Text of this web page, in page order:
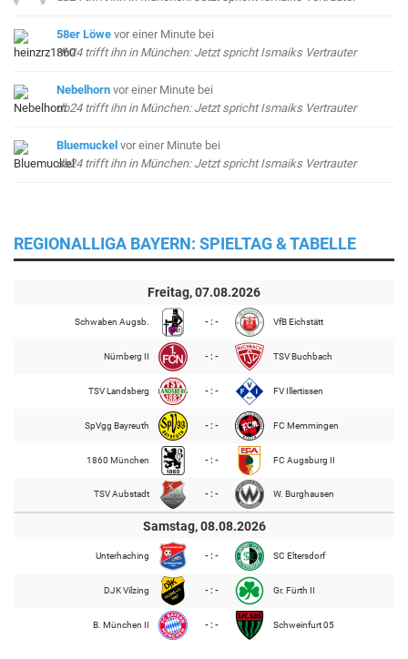
58er Löwe vor einer Minute bei
db24 trifft ihn in München: Jetzt spricht Ismaiks Vertrauter
Nebelhorn vor einer Minute bei
db24 trifft ihn in München: Jetzt spricht Ismaiks Vertrauter
Bluemuckel vor einer Minute bei
db24 trifft ihn in München: Jetzt spricht Ismaiks Vertrauter
REGIONALLIGA BAYERN: SPIELTAG & TABELLE
Freitag, 07.08.2026
Schwaben Augsb. - : - VfB Eichstätt
Nürnberg II - : - TSV Buchbach
TSV Landsberg - : - FV Illertissen
SpVgg Bayreuth - : - FC Memmingen
1860 München - : - FC Augsburg II
TSV Aubstadt - : - W. Burghausen
Samstag, 08.08.2026
Unterhaching - : - SC Eltersdorf
DJK Vilzing - : - Gr. Fürth II
B. München II - : - Schweinfurt 05